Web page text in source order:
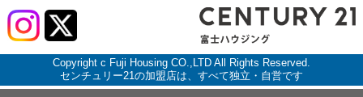
Copyright c Fuji Housing CO.,LTD All Rights Reserved.
センチュリー21の加盟店は、すべて独立・自営です